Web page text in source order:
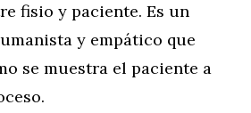
fisio y paciente. Es un
y empático que
se muestra el paciente a